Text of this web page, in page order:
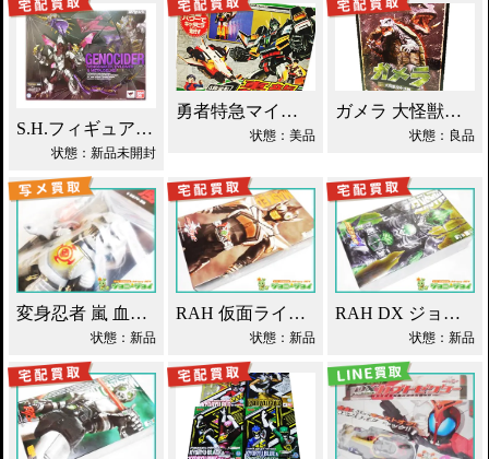
S.H.フィギュアーツ ジェノサイダー 買取！
状態：新品未開封
勇者特急マイトガイン 4段変形 轟龍 買取！
状態：美品
ガメラ 大怪獣空中決戦 ソフビ買取！
状態：良品
変身忍者 嵐 血車魔神斉 東映レトロソフビ買取！
状態：新品
RAH 仮面ライダーパンチホッパー 2011DX買取！
状態：新品
RAH DX ジョーカー 仮面ライダーブレイド買取！
状態：新品